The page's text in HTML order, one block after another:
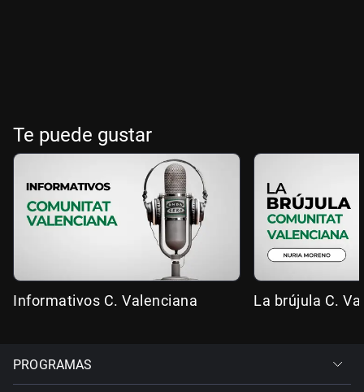
Te puede gustar
Informativos C. Valenciana La brújula C.
PROGRAMAS